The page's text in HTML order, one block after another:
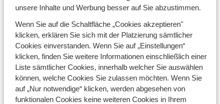
unsere Inhalte und Werbung besser auf Sie abzustimmen.
Wenn Sie auf die Schaltfläche „Cookies akzeptieren"
klicken, erklären Sie sich mit der Platzierung sämtlicher
Cookies einverstanden. Wenn Sie auf „Einstellungen“
klicken, finden Sie weitere Informationen einschließlich einer
Liste sämtlicher Cookies, innerhalb welcher Sie auswählen
können, welche Cookies Sie zulassen möchten. Wenn Sie
auf „Nur notwendige“ klicken, werden abgesehen von
funktionalen Cookies keine weiteren Cookies in Ihrem
sorgfältig ausgewählt und ist überzeugt, dass sie den
Sunweb versichert sind und mehr über die Bedingungen
erfahren möchten, wenden Sie sich bitte an Ihren
eigenen Versicherer.
Buchen mit Sunweb